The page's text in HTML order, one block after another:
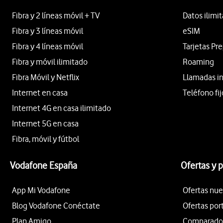
Fibra y 2 líneas móvil + TV
Fibra y 3 líneas móvil
Fibra y 4 líneas móvil
Fibra y móvil ilimitado
Fibra Móvil y Netflix
Internet en casa
Internet 4G en casa ilimitado
Internet 5G en casa
Fibra, móvil y fútbol
Datos
eSIM
Tarjetas
Roaming
Llamadas
Teléfono
Vodafone España
App Mi Vodafone
Blog Vodafone Conéctate
Plan Amigo
Ofertas y
Ofertas
Ofertas